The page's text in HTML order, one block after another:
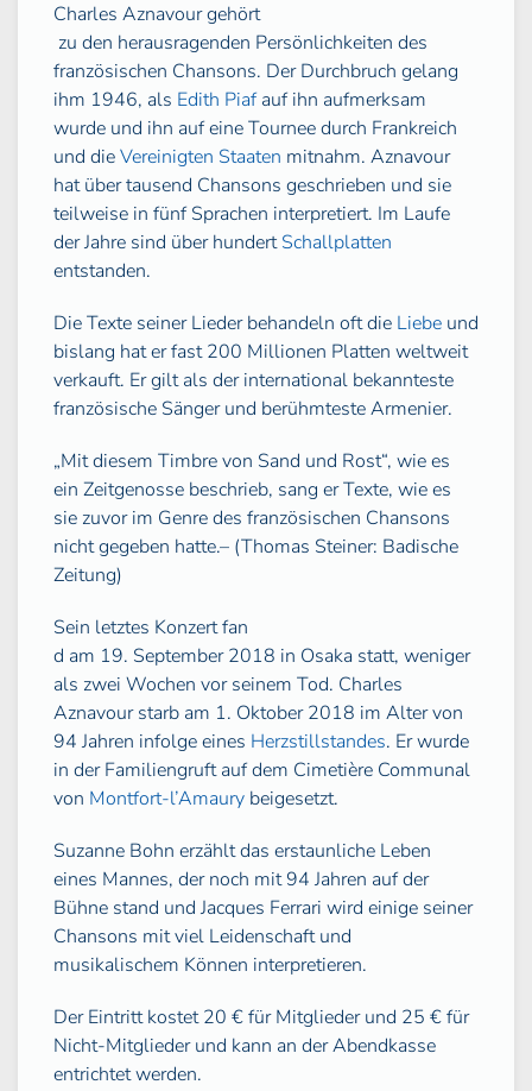
Charles Aznavour gehört
zu den herausragenden Persönlichkeiten des
französischen Chansons. Der Durchbruch gelang
ihm 1946, als Edith Piafauf ihn aufmerksam
wurde und ihn auf eine Tournee durch Frankreich
und dieVereinigten Staaten mitnahm. Aznavour
hat über tausend Chansons geschrieben und sie
teilweise in fünf Sprachen interpretiert. Im Laufe
der Jahre sind über hundertSchallplatten
entstanden.
Die Texte seiner Lieder behandeln oft die Liebe und
bislang hat er fast 200 Millionen Platten weltweit
verkauft. Er gilt als der international bekannteste
französische Sänger und berühmteste Armenier.
„Mit diesem Timbre von Sand und Rost“, wie es
ein Zeitgenosse beschrieb, sang er Texte, wie es
sie zuvor im Genre des französischen Chansons
nicht gegeben hatte.– (Thomas Steiner: Badische
Zeitung)
Sein letztes Konzert fan
d am 19. September 2018 in Osaka statt, weniger
als zwei Wochen vor seinem Tod. Charles
Aznavour starb am 1. Oktober 2018 im Alter von
94 Jahren infolge eines Herzstillstandes. Er wurde
in der Familiengruft auf dem Cimetière Communal
von Montfort-l’Amaury beigesetzt.
Suzanne Bohn erzählt das erstaunliche Leben
eines Mannes, der noch mit 94 Jahren auf der
Bühne stand und Jacques Ferrari wird einige seiner
Chansons mit viel Leidenschaft und
musikalischem Können interpretieren.
Der Eintritt kostet 20 € für Mitglieder und 25 € für
Nicht-Mitglieder und kann an der Abendkasse
entrichtet werden.